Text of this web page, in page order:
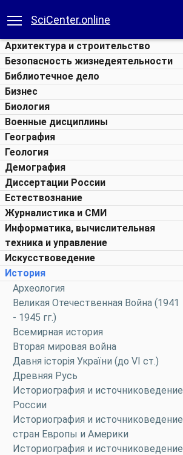
SciCenter.online
Архитектура и строительство
Безопасность жизнедеятельности
Библиотечное дело
Бизнес
Биология
Военные дисциплины
География
Геология
Демография
Диссертации России
Естествознание
Журналистика и СМИ
Информатика, вычислительная
техника и управление
Искусствоведение
История
Археология
Великая Отечественная Война (1941
- 1945 гг.)
Всемирная история
Вторая мировая война
Давня історія України (до VI ст.)
Древняя Русь
Историография и источниковедение
России
Историография и источниковедение
стран Европы и Америки
Историография и источниковедение